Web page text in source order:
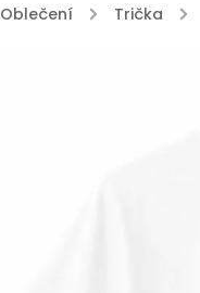
Oblečení / Trička /